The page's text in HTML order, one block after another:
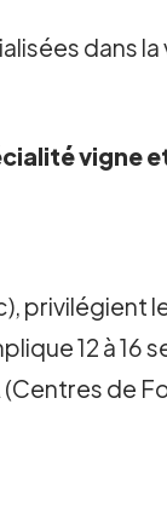
dans
vigne
privilégient
12 à 16
de